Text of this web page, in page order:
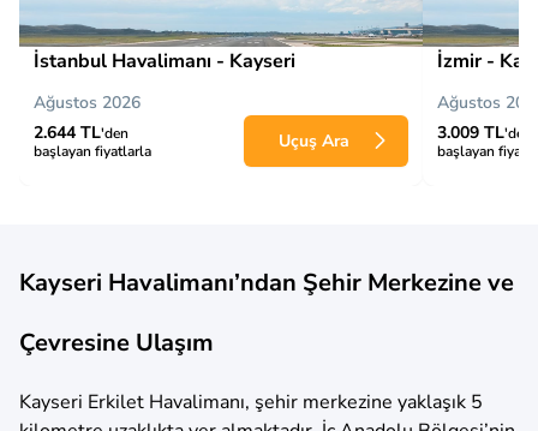
İstanbul Havalimanı - Kayseri
Ağustos 2026
2.644 TL'den
başlayan fiyatlarla
Uçuş Ara
İzmir -
Ağustos
3.009 TL'den
başlayan
Kayseri Havalimanı’ndan Şehir Merkezine ve
Çevresine Ulaşım
Kayseri Erkilet Havalimanı, şehir merkezine yaklaşık 5